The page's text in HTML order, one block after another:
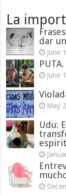
La
dar
June
June
May
Udu: